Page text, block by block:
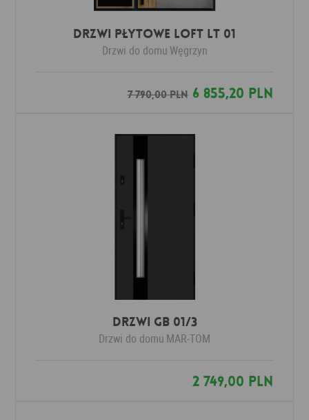
DRZWI PŁYTOWE LOFT LT 01
Drzwi do domu Węgrzyn
7 790,00 PLN6 855,20 PLN
Drzwi GB 01/3
Drzwi do domu MAR-TOM
2 749,00 PLN